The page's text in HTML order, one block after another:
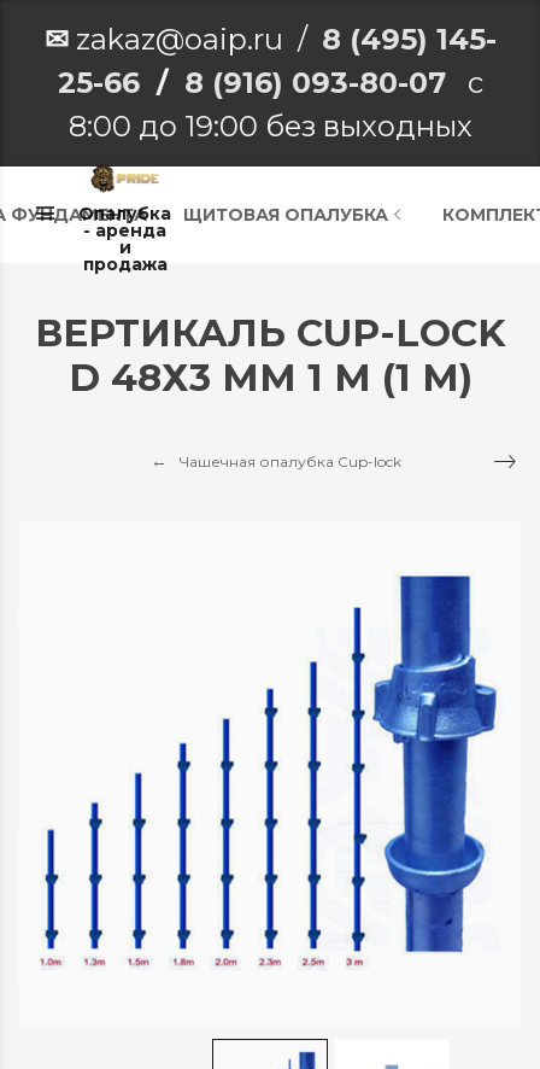
✉zakaz@oaip.ru / 8 (495) 145-
25-66/ 8 (916) 093-80-07с
8:00 до 19:00 без выходных
Опалубка
- аренда
и
продажа
ФУНДАМЕНТА ЩИТОВАЯ ОПАЛУБКА
ВЕРТИКАЛЬ CUP-LOCK
D 48Х3 ММ 1 М (1 М)
Чашечная опалубка Cup-lock